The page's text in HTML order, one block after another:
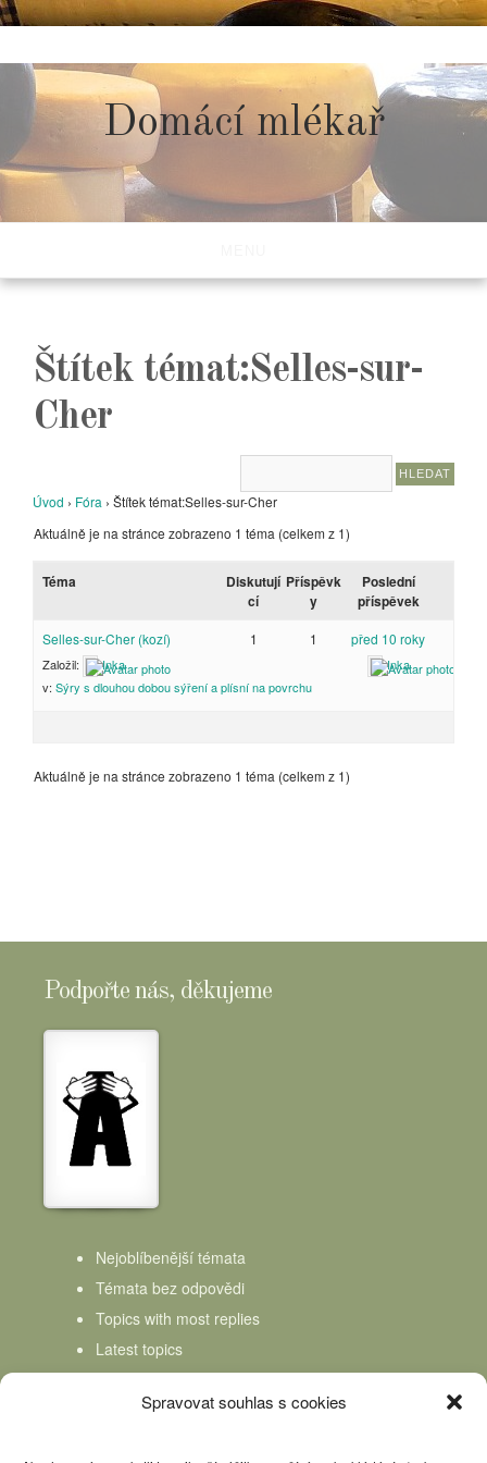
Spravovat souhlas s cookies
to
content
Domácí mlékař
Štítek témat:Selles-sur-
Cher
Úvod › Fóra › Štítek témat:Selles-sur-Cher
Aktuálně je na stránce zobrazeno 1 téma (celkem z 1)
Téma
Diskutují
cí
Příspěvk
y
Poslední
příspěvek
Selles-sur-Cher (kozí)
Založil:
Inka
v: Sýry s dlouhou dobou sýření a plísní na povrchu
1 1 před 10 roky
Inka
Aktuálně je na stránce zobrazeno 1 téma (celkem z 1)
Podpořte nás, děkujeme
Nejoblíbenější témata
Témata bez odpovědi
Topics with most replies
Latest topics
Topics Freshness